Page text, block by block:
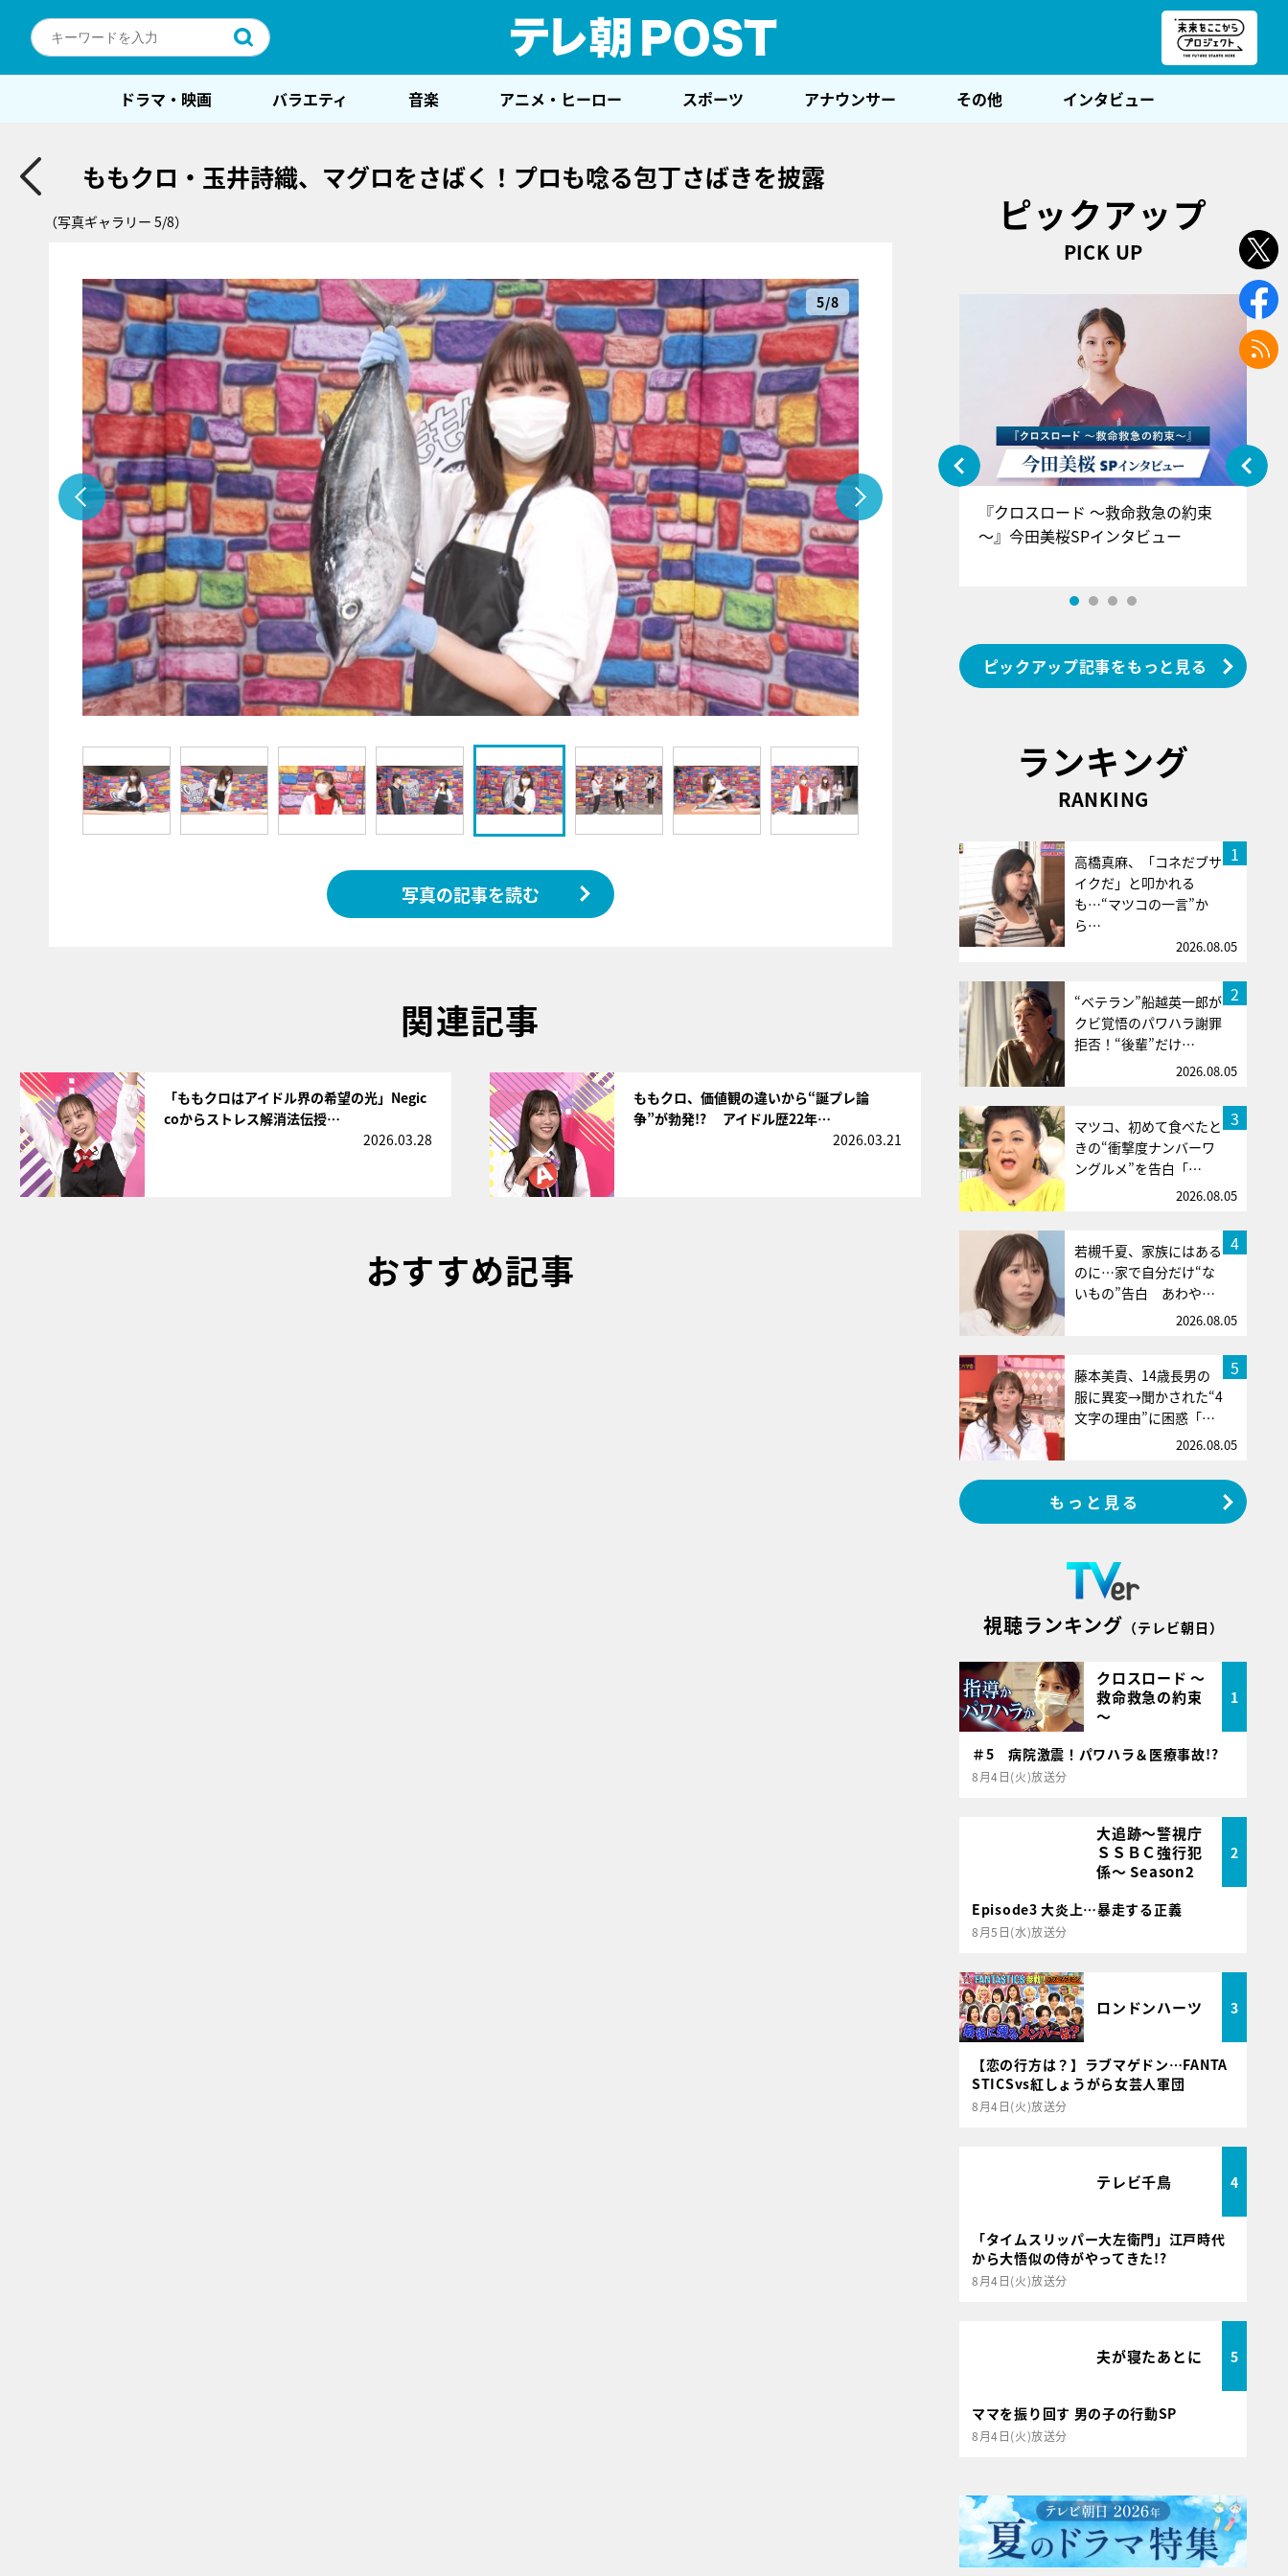
ドラマ・映画 バラエティ 音楽 アニメ・ヒーロー スポーツ アナウンサー その他 インタビュー
ももクロ・玉井詩織、マグロをさばく！プロも唸る包丁さばきを披露
（写真ギャラリー 5/8）
5/8
写真の記事を読む
関連記事
「ももクロはアイドル界の希望の光」Negic
coからストレス解消法伝授…
2026.03.28
ももクロ、価値観の違いから“誕プレ論
争”が勃発!? アイドル歴22年…
2026.03.21
おすすめ記事
ピックアップ
PICK UP
『アイ＝ラブ！げーみんぐ』＝LOV
E齋藤樹愛羅＆佐々木舞香SPインタ
ビュー
『クロスロード ～救命救急の約束
～』今田美桜SPインタビュー
ピックアップ記事をもっと見る
ランキング
RANKING
1
高橋真麻、「コネだブサ
イクだ」と叩かれる
も…“マツコの一言”か
ら…
2026.08.05
2
“ベテラン”船越英一郎が
クビ覚悟のパワハラ謝罪
拒否！“後輩”だけ…
2026.08.05
3
マツコ、初めて食べたと
きの“衝撃度ナンバーワ
ングルメ”を告白「…
2026.08.05
4
若槻千夏、家族にはある
のに…家で自分だけ“な
いもの”告白 あわや…
2026.08.05
5
藤本美貴、14歳長男の
服に異変→聞かされた“4
文字の理由”に困惑「…
2026.08.05
もっと見る
視聴ランキング （テレビ朝日）
クロスロード ～
救命救急の約束
～
1
＃5 病院激震！パワハラ＆医療事故!?
8月4日(火)放送分
大追跡～警視庁
ＳＳＢＣ強行犯
係～ Season2
2
Episode3 大炎上…暴走する正義
8月5日(水)放送分
ロンドンハーツ 3
【恋の行方は？】ラブマゲドン…FANTA
STICSvs紅しょうがら女芸人軍団
8月4日(火)放送分
テレビ千鳥 4
「タイムスリッパー大左衛門」江戸時代
から大悟似の侍がやってきた!?
8月4日(火)放送分
夫が寝たあとに 5
ママを振り回す 男の子の行動SP
8月4日(火)放送分